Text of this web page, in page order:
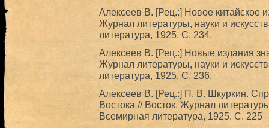
Алексеев В. [Рец.:] Новое китайское
Журнал литературы, науки и
литература, 1925. С. 234.
Алексеев В. [Рец.:] Новые издания
Журнал литературы, науки и
литература, 1925. С. 236.
Алексеев В. [Рец.:] П. В. Шкуркин.
Востока // Восток. Журнал
Всемирная литература, 1925. С.